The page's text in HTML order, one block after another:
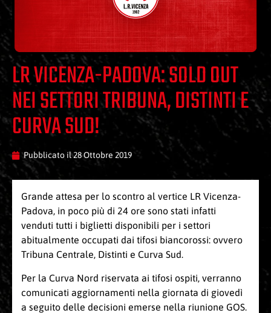
LR VICENZA-PADOVA: SOLD OUT
NEI SETTORI TRIBUNA, DISTINTI E
CURVA SUD!
Pubblicato il28 Ottobre 2019
Grande attesa per lo scontro al vertice LR Vicenza-
Padova, in poco più di 24 ore sono stati infatti
venduti tutti i biglietti disponibili per i settori
abitualmente occupati dai tifosi biancorossi: ovvero
Tribuna Centrale, Distinti e Curva Sud.
Per la Curva Nord riservata ai tifosi ospiti, verranno
comunicati aggiornamenti nella giornata di giovedì
a seguito delle decisioni emerse nella riunione GOS.